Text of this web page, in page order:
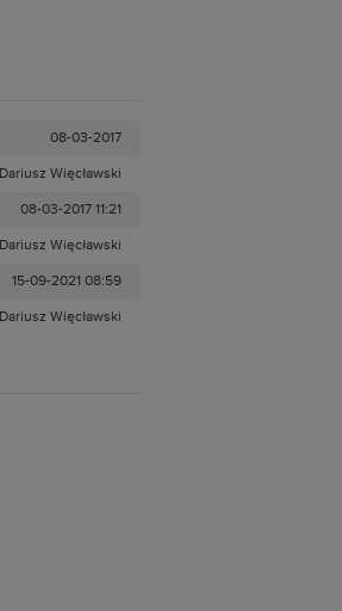
08-03-2017
Dariusz Więcławski
08-03-2017 11:21
Dariusz Więcławski
15-09-2021 08:59
Dariusz Więcławski